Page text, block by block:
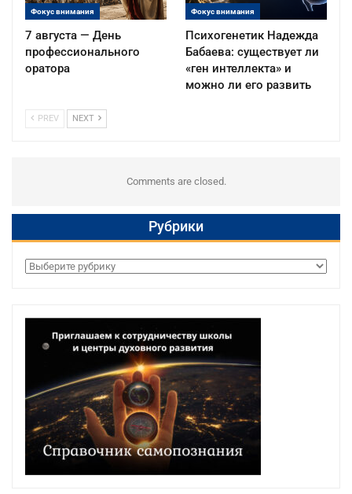
Фокус внимания
7 августа — День
профессионального
оратора
Фокус внимания
Психогенетик Надежда
Бабаева: существует ли
«ген интеллекта» и
можно ли его развить
PREV NEXT
Comments are closed.
Рубрики
Рубрики